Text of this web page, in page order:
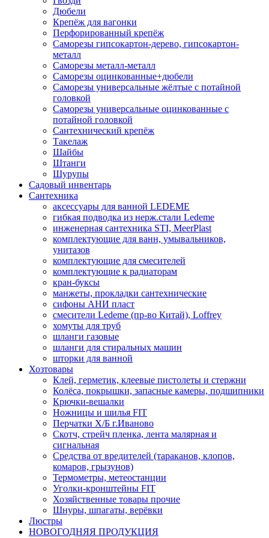
Дюбели
Крепёж для вагонки
Перфорированный крепёж
Саморезы гипсокартон-дерево, гипсокартон-
металл
Саморезы металл-металл
Саморезы оцинкованные+дюбели
Саморезы универсальные жёлтые с потайной
головкой
Саморезы универсальные оцинкованные с
потайной головкой
Сантехнический крепёж
Такелаж
Шайбы
Штанги
Шурупы
Садовый инвентарь
Сантехника
аксессуары для ванной LEDEME
гибкая подводка из нерж.стали Ledeme
инженерная сантехника STI, MeerPlast
комплектующие для ванн, умывальников,
унитазов
комплектующие для смесителей
комплектующие к радиаторам
кран-буксы
манжеты, прокладки сантехнические
сифоны АНИ пласт
смесители Ledeme (пр-во Китай), Loffrey
хомуты для труб
шланги газовые
шланги для стиральных машин
шторки для ванной
Хозтовары
Клей, герметик, клеевые пистолеты и стержни
Колёса, покрышки, запасные камеры, подшипники
Крючки-вешалки
Ножницы и шилья FIT
Перчатки Х/Б г.Иваново
Скотч, стрейч пленка, лента малярная и
сигнальная
Средства от вредителей (тараканов, клопов,
комаров, грызунов)
Термометры, метеостанции
Уголки-кронштейны FIT
Хозяйственные товары прочие
Шнуры, шпагаты, верёвки
Люстры
НОВОГОДНЯЯ ПРОДУКЦИЯ